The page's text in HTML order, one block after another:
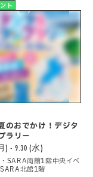
ト
のおでかけ！デジタ
ラリー
) - 9.30 (水)
SARA南館1階中央イベ
北館1階